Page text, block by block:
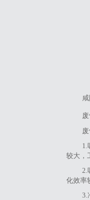
‌1.
较大，
‌2.
化效率
‌3.